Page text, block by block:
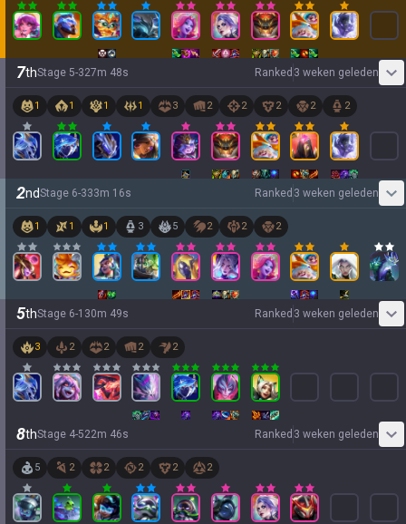
7thStage 5-327m 48s Ranked 3 weken geleden
1 1 1 1 3 2 2 2 2 2
2ndStage 6-333m 16s Ranked 3 weken geleden
1 1 1 3 5 2 2 2
5thStage 6-1 30m 49s Ranked 3 weken geleden
3 2 2 2 2
8thStage 4-522m 46s Ranked 3 weken geleden
5 2 2 2 2 2